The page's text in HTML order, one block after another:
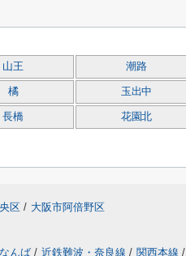
山王 潮路
橘 玉出中
長橋 花園北
区 / 大阪市阿倍野区
んば / 近鉄難波・奈良線 / 関西本線 /